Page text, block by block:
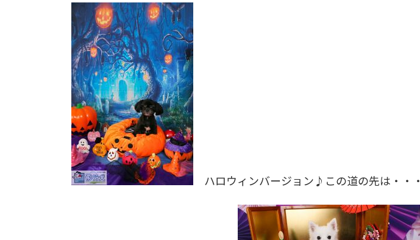
ハロウィンバージョン♪この道の先は・・・